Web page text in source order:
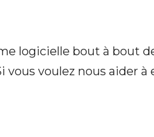
logicielle bout à bout
voulez nous aider à